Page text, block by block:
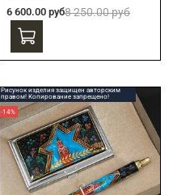
6 600.00 руб8 250.00 руб
Рисунок изделия защищен авторским
правом! Копирование запрещено!
-14%